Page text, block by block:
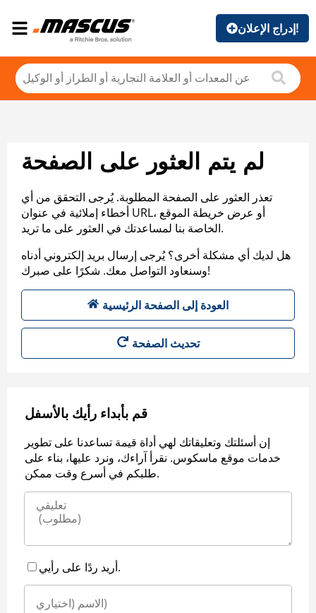
إدراج الإعلان!
لم يتم العثور على الصفحة
تعذر العثور على الصفحة المطلوبة. يُرجى التحقق من أي
أخطاء إملائية في عنوان URL، أو عرض خريطة الموقع
الخاصة بنا لمساعدتك في العثور على ما تريد.
هل لديك أي مشكلة أخرى؟ يُرجى إرسال بريد إلكتروني أدناه
وسنعاود التواصل معك. شكرًا على صبرك!
العودة إلى الصفحة الرئيسية
تحديث الصفحة
قم بأبداء رأيك بالأسفل
إن أسئلتك وتعليقاتك لهي أداة قيمة تساعدنا على تطوير
خدمات موقع ماسكوس. نقرأ آراءك، ونرد عليها، بناء على
طلبكم في أسرع وقت ممكن.
أريد ردًا على رأيي.